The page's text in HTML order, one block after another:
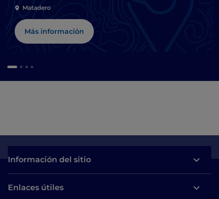
Matadero
Más información
Información del sitio
Enlaces útiles